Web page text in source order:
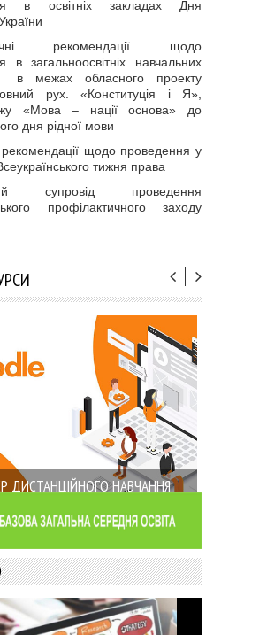
в освітніх закладах Дня
рекомендації щодо
в загальноосвітніх навчальних
в межах обласного проекту
рух. «Конституція і Я»,
«Мова – нації основа» до
дня рідної мови
щодо проведення у
тижня права
супровід проведення
профілактичного заходу
ДИСТАНЦІЙНОГО НАВЧАННЯ